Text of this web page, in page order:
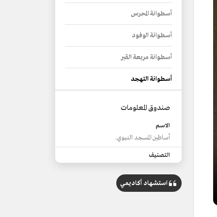
أسطوانة المحرس
أسطوانة الوفود
أسطوانة مربعة القبر
أسطوانة التهجد
صندوق المعلومات
الاسم
أساطين المسجد النبوي.
التصنيف
أساسات بناء المسجد النبوي الشريف.
استشهاد أكاديمي